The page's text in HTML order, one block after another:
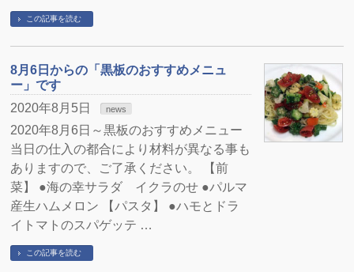
この記事を読む
8月6日からの「黒板のおすすめメニュ
ー」です
2020年8月5日
news
2020年8月6日～黒板のおすすめメニュー
当日の仕入の都合により材料が異なる事も
ありますので、ご了承ください。 【前
菜】 ●海の幸サラダ イクラのせ ●パルマ
産生ハムメロン 【パスタ】 ●ハモとドラ
イトマトのスパゲッテ …
この記事を読む